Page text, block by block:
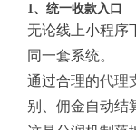
1、统一收款入口
无论线上小程序
同一套系统。
通过合理的代理
别、佣金自动结